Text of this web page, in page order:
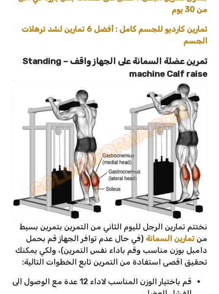
من 30 يوم
تمارين كارديو للجسم كامل : أفضل 6 تمارين لشد ترهلات
الجسم
تمرين عضلة السمانة على الجهاز واقف – Standing
machine Calf raise
نختتم تمارين الرجل لليوم الثاني من التمرين بتمرين بسيط
من تمارين السمانة (في حال عدم توافر الجهاز قم بحمل
دامبل بوزن مناسب وقم باداء نفس التمرين)، ولكي يمكنك
تحقيق اقصى استفادة من التمرين تابع الخطوات التالية:
قم باختيار الوزن المناسب لاداء 12 عدة مع الوصول الى